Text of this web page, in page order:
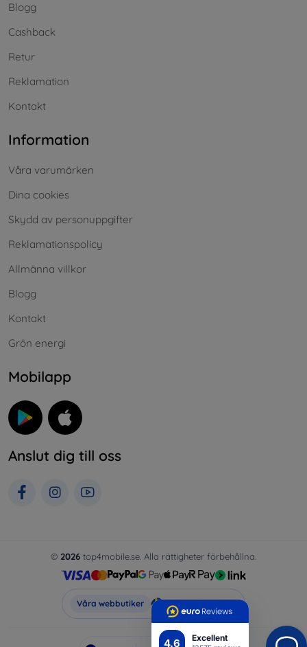
4.6 Excellent
Blogg
Cashback
Retur
Reklamation
Kontakt
Information
Våra varumärken
Dina cookies
Skydd av personuppgifter
Reklamationspolicy
Allmänna villkor
Blogg
Kontakt
Grön energi
Mobilapp
Anslut dig till oss
© 2026 top4mobile.se. Alla rättigheter förbehållna.
Våra webbutiker Top4Mobile.se